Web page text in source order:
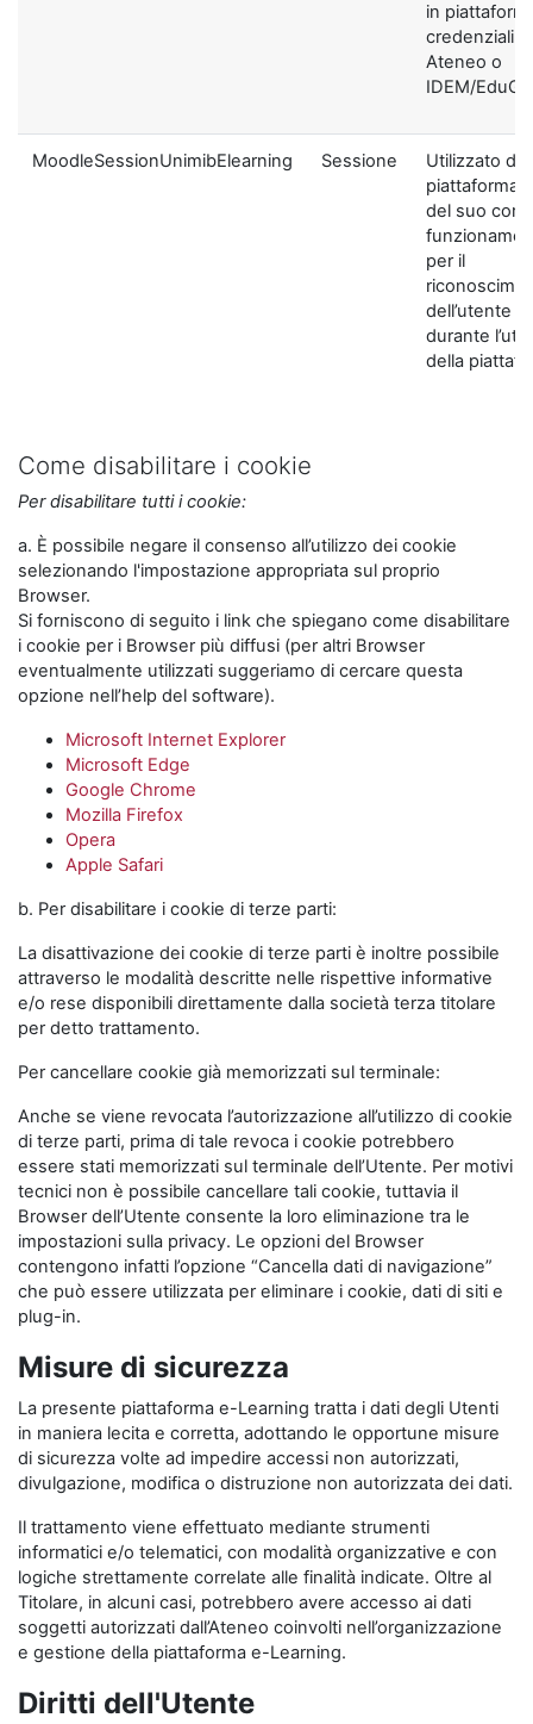
in
credenziali di
Ateneo o
IDEM/
MoodleSessionUnimibElearning Sessione
Utilizzato
piattaforma
del suo
per il
dell’utente
durante
della
Come disabilitare i cookie
Per disabilitare tutti i cookie:
a. È possibile negare il consenso all’utilizzo dei cookie
selezionando l'impostazione appropriata sul proprio
Browser.
Si forniscono di seguito i link che spiegano come disabilitare
i cookie per i Browser più diffusi (per altri Browser
eventualmente utilizzati suggeriamo di cercare questa
opzione nell’help del software).
Microsoft Internet Explorer
Microsoft Edge
Google Chrome
Mozilla Firefox
Opera
Apple Safari
b. Per disabilitare i cookie di terze parti:
La disattivazione dei cookie di terze parti è inoltre possibile
attraverso le modalità descritte nelle rispettive informative
e/o rese disponibili direttamente dalla società terza titolare
per detto trattamento.
Per cancellare cookie già memorizzati sul terminale:
Anche se viene revocata l’autorizzazione all’utilizzo di cookie
di terze parti, prima di tale revoca i cookie potrebbero
essere stati memorizzati sul terminale dell’Utente. Per motivi
tecnici non è possibile cancellare tali cookie, tuttavia il
Browser dell’Utente consente la loro eliminazione tra le
impostazioni sulla privacy. Le opzioni del Browser
contengono infatti l’opzione “Cancella dati di navigazione”
che può essere utilizzata per eliminare i cookie, dati di siti e
plug-in.
Misure di sicurezza
La presente piattaforma e-Learning tratta i dati degli Utenti
in maniera lecita e corretta, adottando le opportune misure
di sicurezza volte ad impedire accessi non autorizzati,
divulgazione, modifica o distruzione non autorizzata dei dati.
Il trattamento viene effettuato mediante strumenti
informatici e/o telematici, con modalità organizzative e con
logiche strettamente correlate alle finalità indicate. Oltre al
Titolare, in alcuni casi, potrebbero avere accesso ai dati
soggetti autorizzati dall’Ateneo coinvolti nell’organizzazione
e gestione della piattaforma e-Learning.
Diritti dell'Utente